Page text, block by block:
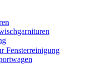
Fensterreinigung